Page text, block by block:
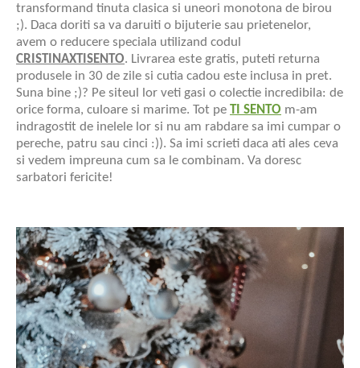
transformand tinuta clasica si uneori monotona de birou
;). Daca doriti sa va daruiti o bijuterie sau prietenelor,
avem o reducere speciala utilizand codul
CRISTINAXTISENTO. Livrarea este gratis, puteti returna
produsele in 30 de zile si cutia cadou este inclusa in pret.
Suna bine ;)? Pe siteul lor veti gasi o colectie incredibila: de
orice forma, culoare si marime. Tot pe TI SENTO m-am
indragostit de inelele lor si nu am rabdare sa imi cumpar o
pereche, patru sau cinci :)). Sa imi scrieti daca ati ales ceva
si vedem impreuna cum sa le combinam. Va doresc
sarbatori fericite!